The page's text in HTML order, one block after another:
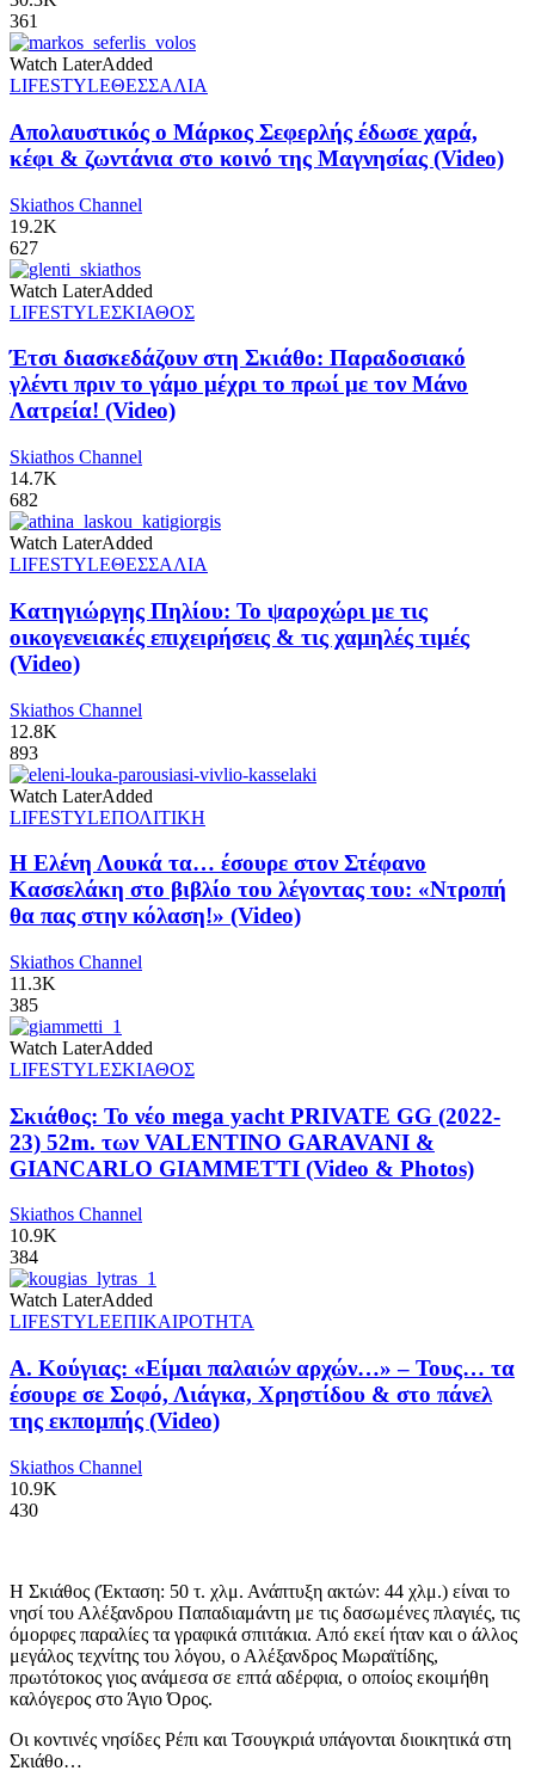
361
Watch LaterAdded
LIFESTYLEΘΕΣΣΑΛΙΑ
Απολαυστικός ο Μάρκος Σεφερλής έδωσε χαρά,
κέφι & ζωντάνια στο κοινό της Μαγνησίας (Video)
Skiathos Channel
19.2K
627
Watch LaterAdded
LIFESTYLEΣΚΙΑΘΟΣ
Έτσι διασκεδάζουν στη Σκιάθο: Παραδοσιακό
γλέντι πριν το γάμο μέχρι το πρωί με τον Μάνο
Λατρεία! (Video)
Skiathos Channel
14.7K
682
Watch LaterAdded
LIFESTYLEΘΕΣΣΑΛΙΑ
Κατηγιώργης Πηλίου: Το ψαροχώρι με τις
οικογενειακές επιχειρήσεις & τις χαμηλές τιμές
(Video)
Skiathos Channel
12.8K
893
Watch LaterAdded
LIFESTYLEΠΟΛΙΤΙΚΗ
Η Ελένη Λουκά τα… έσουρε στον Στέφανο
Κασσελάκη στο βιβλίο του λέγοντας του: «Ντροπή
θα πας στην κόλαση!» (Video)
Skiathos Channel
11.3K
385
Watch LaterAdded
LIFESTYLEΣΚΙΑΘΟΣ
Σκιάθος: Το νέο mega yacht PRIVATE GG (2022-
23) 52m. των VALENTINO GARAVANI &
GIANCARLO GIAMMETTI (Video & Photos)
Skiathos Channel
10.9K
384
Watch LaterAdded
LIFESTYLEΕΠΙΚΑΙΡΟΤΗΤΑ
Α. Κούγιας: «Είμαι παλαιών αρχών…» – Τους… τα
έσουρε σε Σοφό, Λιάγκα, Χρηστίδου & στο πάνελ
της εκπομπής (Video)
Skiathos Channel
10.9K
430
Η Σκιάθος (Έκταση: 50 τ. χλμ. Ανάπτυξη ακτών: 44 χλμ.) είναι το
νησί του Αλέξανδρου Παπαδιαμάντη με τις δασωμένες πλαγιές, τις
όμορφες παραλίες τα γραφικά σπιτάκια. Από εκεί ήταν και ο άλλος
μεγάλος τεχνίτης του λόγου, ο Αλέξανδρος Μωραϊτίδης,
πρωτότοκος γιος ανάμεσα σε επτά αδέρφια, ο οποίος εκοιμήθη
καλόγερος στο Άγιο Όρος.
Οι κοντινές νησίδες Ρέπι και Τσουγκριά υπάγονται διοικητικά στη
Σκιάθο…